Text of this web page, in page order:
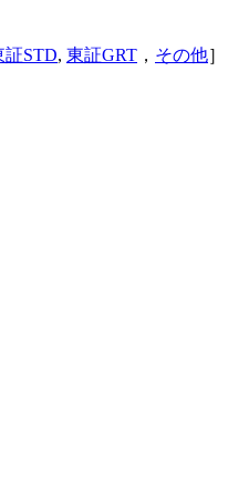
証STD, 東証GRT ， その他］